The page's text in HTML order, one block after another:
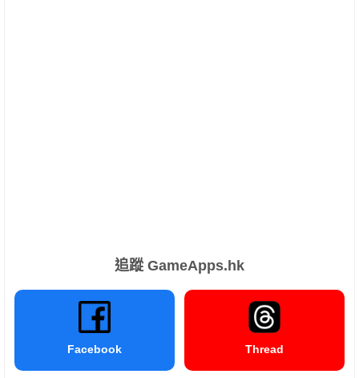
追蹤 GameApps.hk
Facebook Thread